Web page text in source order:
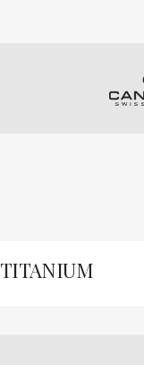
TITANIUM